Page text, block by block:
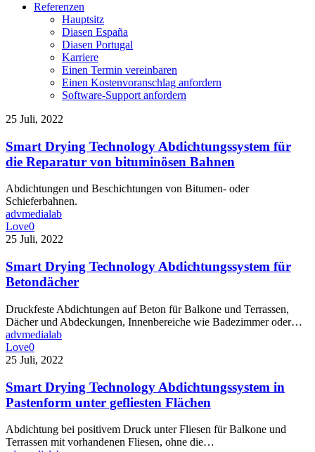
Referenzen
Hauptsitz
Diasen España
Diasen Portugal
Karriere
Einen Termin vereinbaren
Einen Kostenvoranschlag anfordern
Software-Support anfordern
Smart
Technology
Abdichtungssystem
für
Reparatur
von
bituminösen
Bahnen
25 Juli, 2022
Smart Drying Technology Abdichtungssystem für
die Reparatur von bituminösen Bahnen
Abdichtungen und Beschichtungen von Bitumen- oder
Schieferbahnen.
advmedialab
Love0
Smart
Technology
Abdichtungssystem
für
25 Juli, 2022
Smart Drying Technology Abdichtungssystem für
Betondächer
Druckfeste Abdichtungen auf Beton für Balkone und Terrassen,
Dächer und Abdeckungen, Innenbereiche wie Badezimmer oder…
advmedialab
Love0
Smart
Technology
Abdichtungssystem
in
unter
gefliesten
25 Juli, 2022
Smart Drying Technology Abdichtungssystem in
Pastenform unter gefliesten Flächen
Abdichtung bei positivem Druck unter Fliesen für Balkone und
Terrassen mit vorhandenen Fliesen, ohne die…